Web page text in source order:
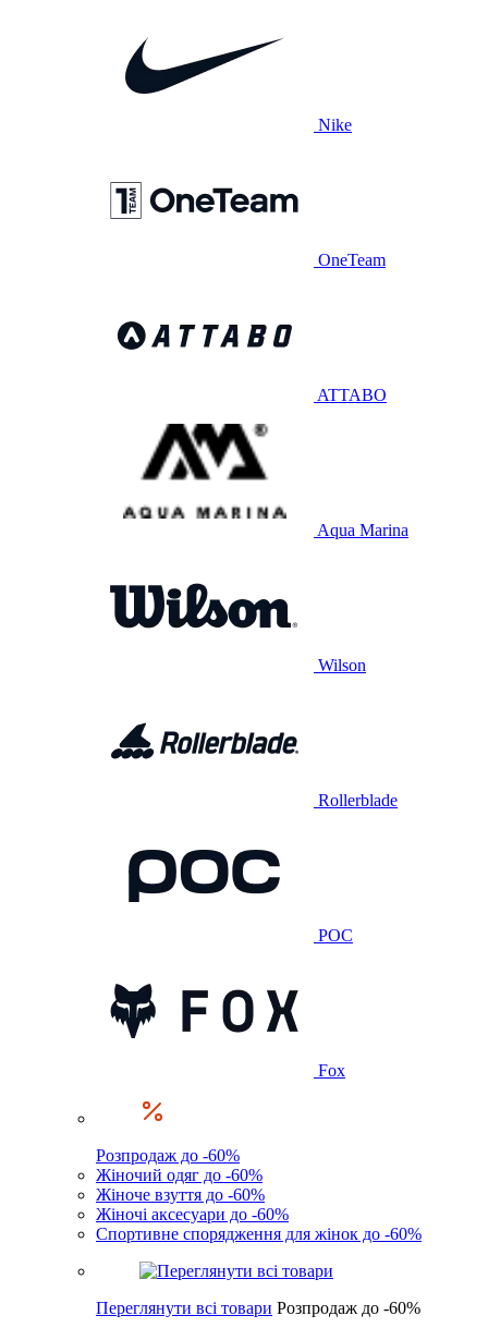
Nike
OneTeam
ATTABO
Aqua Marina
Wilson
Rollerblade
POC
Fox
Розпродаж до -60%
Жіночий одяг до -60%
Жіноче взуття до -60%
Жіночі аксесуари до -60%
Спортивне спорядження для жінок до -60%
Переглянути всі товари Розпродаж до -60%